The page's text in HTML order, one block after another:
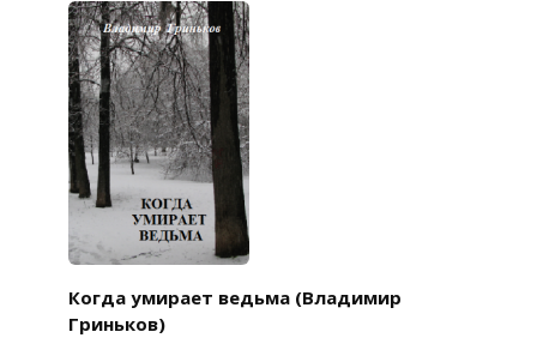
Когда умирает ведьма (Владимир
Гриньков)